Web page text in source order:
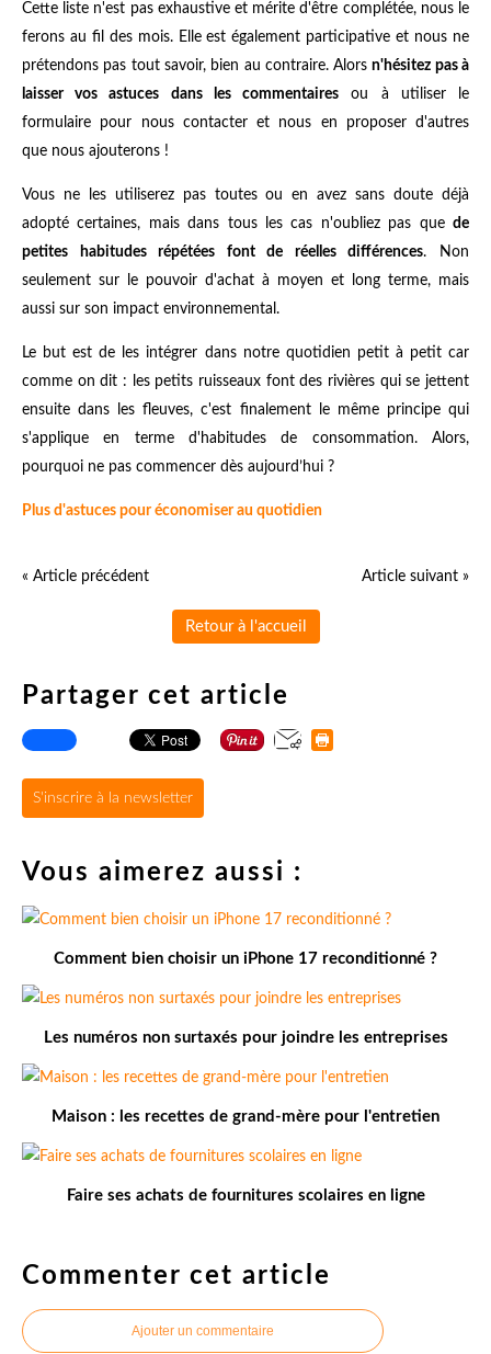
Cette liste n'est pas exhaustive et mérite d'être complétée, nous le
ferons au fil des mois. Elle est également participative et nous ne
prétendons pas tout savoir, bien au contraire. Alorsn'hésitez pas à
laisser vos astuces dans les commentaires ou à utiliser le
formulaire pour nous contacter et nous en proposer d'autres
que nous ajouterons !
Vous ne les utiliserez pas toutes ou en avez sans doute déjà
adopté certaines, mais dans tous les cas n'oubliez pas que de
petites habitudes répétées font de réelles différences. Non
seulement sur le pouvoir d'achat à moyen et long terme, mais
aussi sur son impact environnemental.
Le but est de les intégrer dans notre quotidien petit à petit car
comme on dit : les petits ruisseaux font des rivières qui se jettent
ensuite dans les fleuves, c'est finalement le même principe qui
s'applique en terme d'habitudes de consommation. Alors,
pourquoi ne pas commencer dès aujourd’hui ?
Plus d'astuces pour économiser au quotidien
« Article précédent Article suivant »
Retour à l'accueil
Partager cet article
S'inscrire à la newsletter
Vous aimerez aussi :
Comment bien choisir un iPhone 17 reconditionné ?
Les numéros non surtaxés pour joindre les entreprises
Maison : les recettes de grand-mère pour l'entretien
Faire ses achats de fournitures scolaires en ligne
Commenter cet article
Ajouter un commentaire